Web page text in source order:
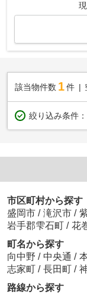
該当物件数 1件
絞り込み条件：
市区町村から探す
盛岡市 / 滝沢市 /
岩手郡雫石町 / 花
町名から探す
向中野 / 中央通 /
志家町 / 長田町 /
路線から探す